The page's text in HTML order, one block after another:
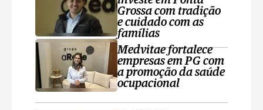
Grossa com tradição
e cuidado com as
famílias
Medvitae fortalece
empresas em PG com
a promoção da saúde
ocupacional